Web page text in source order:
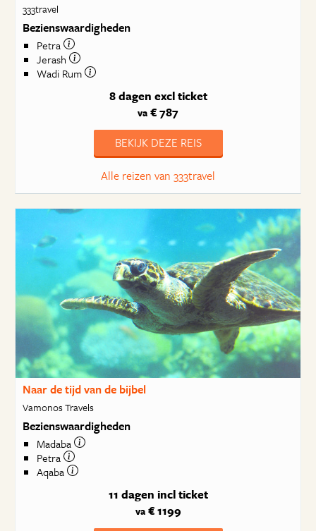
333travel
Bezienswaardigheden
Petra
Jerash
Wadi Rum
8 dagen excl ticket
va € 787
BEKIJK DEZE REIS
Alle reizen van 333travel
Naar de tijd van de bijbel
Vamonos Travels
Bezienswaardigheden
Madaba
Petra
Aqaba
11 dagen incl ticket
va€ 1199